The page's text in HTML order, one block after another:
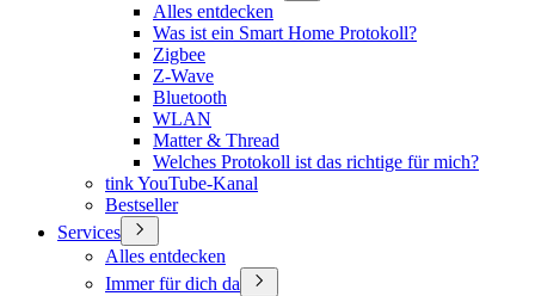
Alles entdecken
Was ist ein Smart Home Protokoll?
Zigbee
Z-Wave
Bluetooth
WLAN
Matter & Thread
Welches Protokoll ist das richtige für mich?
tink YouTube-Kanal
Bestseller
Services
Alles entdecken
Immer für dich da